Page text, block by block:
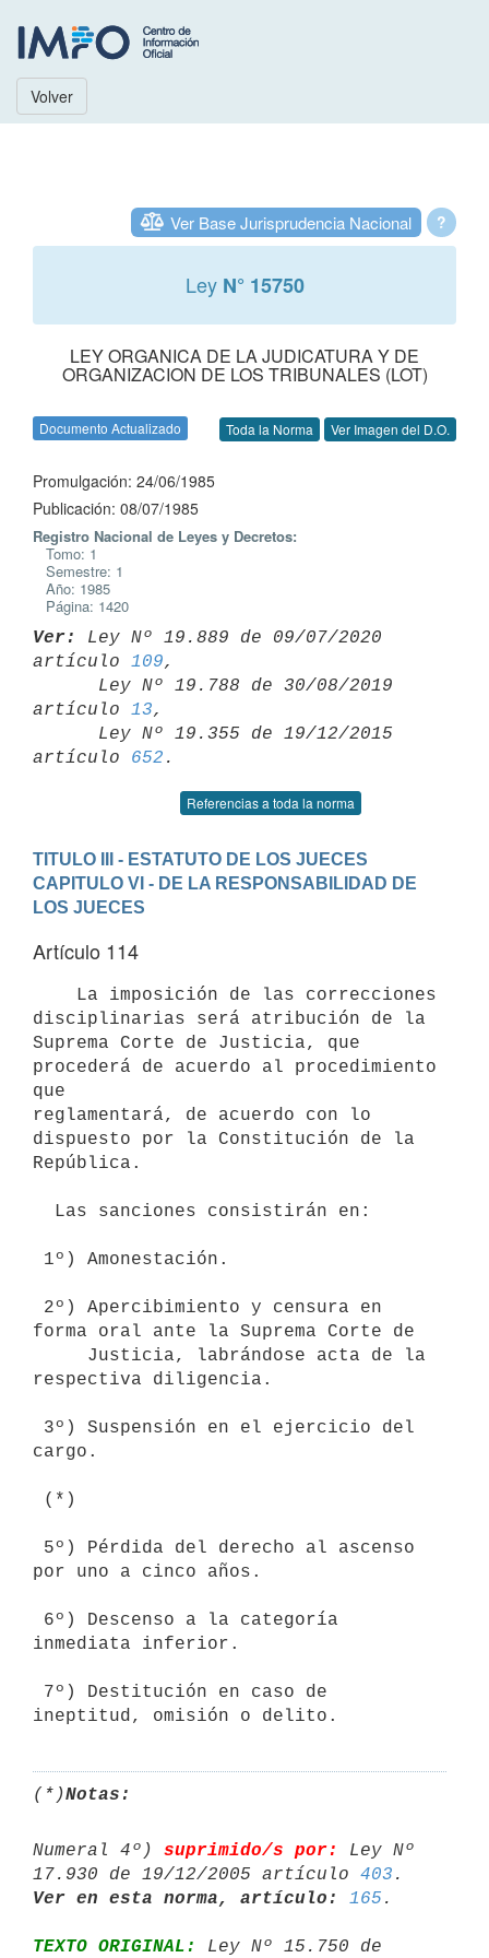
Volver
?
Ver Base Jurisprudencia Nacional
Ley N° 15750
LEY ORGANICA DE LA JUDICATURA Y DE
ORGANIZACION DE LOS TRIBUNALES (LOT)
Documento Actualizado Toda la Norma Ver Imagen del D.O.
Promulgación: 24/06/1985
Publicación: 08/07/1985
Registro Nacional de Leyes y Decretos:
Tomo: 1
Semestre: 1
Año: 1985
Página: 1420
Ver:
Ley Nº 19.889 de 09/07/2020
artículo 109,
artículo 13,
artículo 652
Referencias a toda la norma
TITULO III - ESTATUTO DE LOS JUECES
CAPITULO VI - DE LA RESPONSABILIDAD DE
LOS JUECES
Artículo 114
disciplinarias será atribución de la
Suprema Corte de Justicia, que
procederá de acuerdo al procedimiento
que
reglamentará, de acuerdo con lo
dispuesto por la Constitución de la
República.
forma oral ante la Suprema Corte de
respectiva diligencia.
cargo.
por uno a cinco años.
inmediata inferior.
ineptitud, omisión o delito.
(*)Notas:
Numeral 4º) suprimido/s por:
Ley Nº
17.930 de 19/12/2005 artículo 403
Ver en esta norma, artículo:
165
TEXTO ORIGINAL: Ley Nº 15.750 de